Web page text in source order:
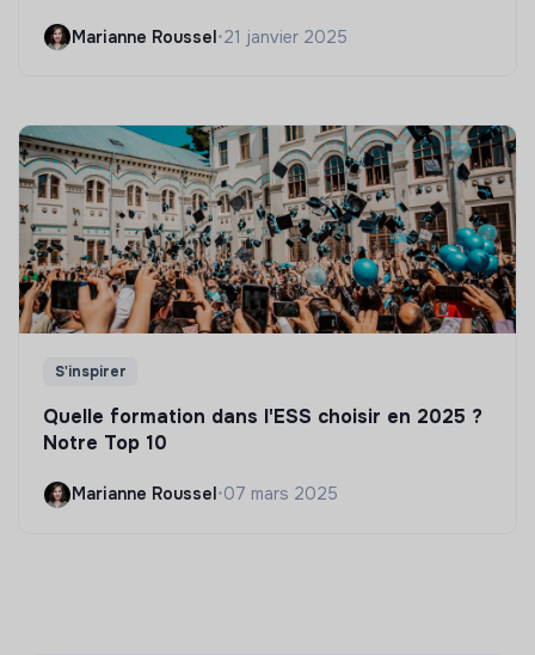
Marianne Roussel•21 janvier 2025
S'inspirer
Quelle formation dans l'ESS choisir en 2025 ?
Notre Top 10
Marianne Roussel •07 mars 2025